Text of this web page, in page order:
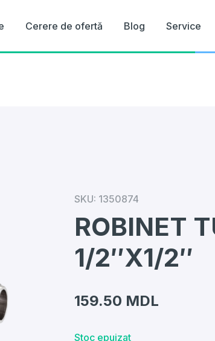
Cerere de ofertă Blog Service
SKU: 1350874
ROBINET
1/2″X1/2″
159.50 MDL
Stoc epuizat